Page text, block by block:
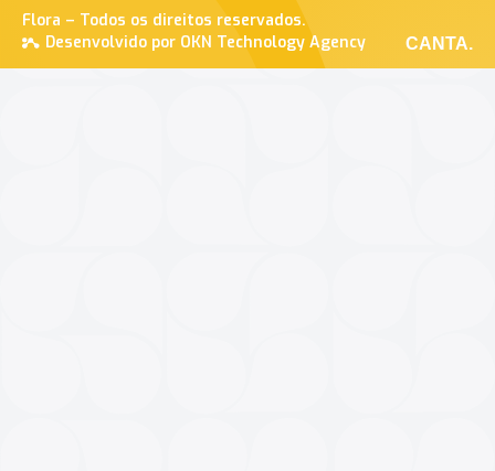
Flora – Todos os direitos reservados.
Desenvolvido por OKN Technology Agency
CANTA.